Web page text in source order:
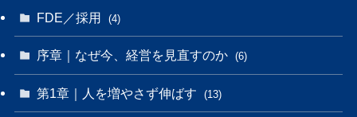
FDE／採用 (4)
序章｜なぜ今、経営を見直すのか (6)
第1章｜人を増やさず伸ばす (13)